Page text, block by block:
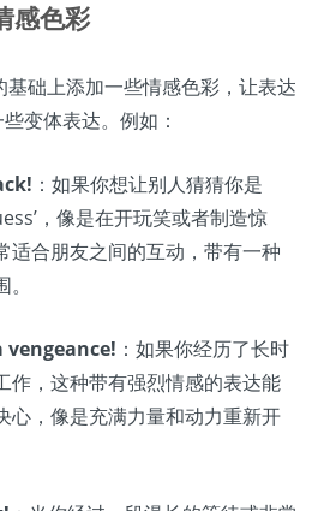
感色彩
基础上添加一些情感色彩，让表达
变体表达。例如：
：如果你想让别人猜猜你是
，像是在开玩笑或者制造惊
适合朋友之间的互动，带有一种
vengeance! ：如果你经历了长时
作，这种带有强烈情感的表达能
心，像是充满力量和动力重新开